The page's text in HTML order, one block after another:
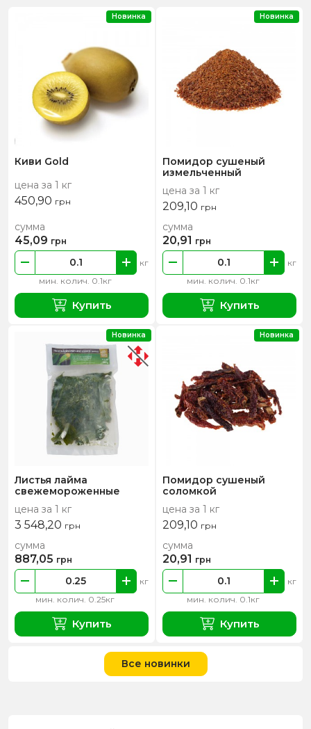
Киви Gold
цена за 1 кг
450,90 грн
мин. колич. 0.1кг
кг
сумма
45,09 грн
Купить
Новинка
Помидор сушеный
измельченный
цена за 1 кг
209,10 грн
мин. колич. 0.1кг
кг
сумма
20,91 грн
Купить
Новинка
Листья лайма
свежемороженные
цена за 1 кг
3 548,20 грн
мин. колич. 0.25кг
кг
сумма
887,05 грн
Купить
Новинка
Помидор сушеный
соломкой
цена за 1 кг
209,10 грн
мин. колич. 0.1кг
кг
сумма
20,91 грн
Купить
Новинка
Все новинки